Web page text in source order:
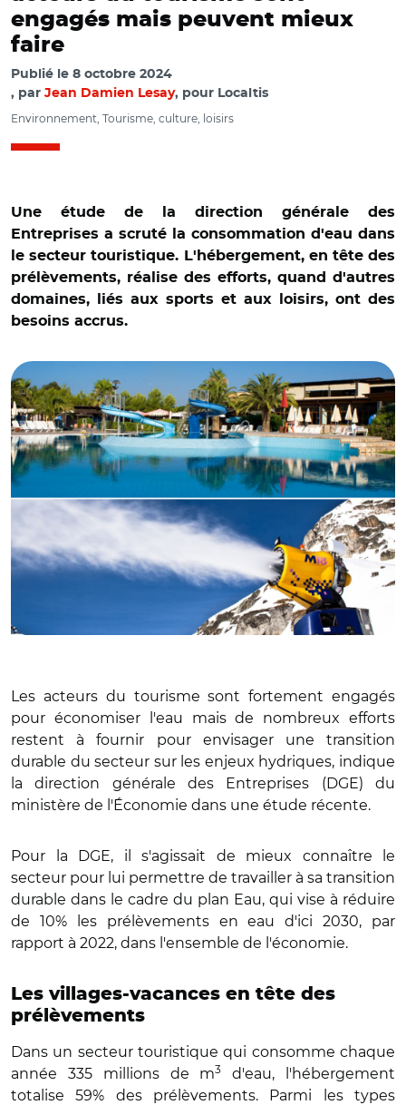
engagés mais peuvent mieux
faire
Publié le 8 octobre 2024
par Jean Damien Lesay, pour Localtis
Environnement, Tourisme, culture, loisirs
Une étude de la direction générale des
Entreprises a scruté la consommation d'eau dans
le secteur touristique. L'hébergement, en tête des
prélèvements, réalise des efforts, quand d'autres
domaines, liés aux sports et aux loisirs, ont des
besoins accrus.
Les acteurs du tourisme sont fortement engagés
pour économiser l'eau mais de nombreux efforts
restent à fournir pour envisager une transition
durable du secteur sur les enjeux hydriques, indique
la direction générale des Entreprises (DGE) du
ministère de l'Économie dans une étude récente.
Pour la DGE, il s'agissait de mieux connaître le
secteur pour lui permettre de travailler à sa transition
durable dans le cadre du plan Eau, qui vise à réduire
de 10% les prélèvements en eau d'ici 2030, par
rapport à 2022, dans l'ensemble de l'économie.
Les villages-vacances en tête des
prélèvements
Dans un secteur touristique qui consomme chaque
année 335 millions de m3
d'eau, l'hébergement
totalise 59% des prélèvements. Parmi les types